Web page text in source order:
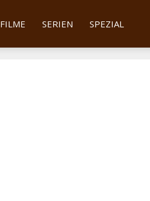
FILME SERIEN SPEZIAL